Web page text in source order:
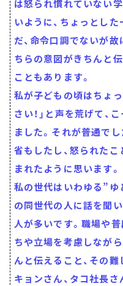
は怒られ慣れていない
いように、ちょっとし
だ、命令口調でないが故
ちらの意図がきちんと
こともあります。
私が子どもの頃はちょ
さい！」と声を荒げて、
ました。それが普通で
省もしたし、怒られた
まれたように思います。
私の世代はいわゆる”ゆ
の同世代の人に話を聞い
人が多いです。職場や
ちや立場を考慮しなが
んと伝えること、その難
キョンさん、タコ社長さ